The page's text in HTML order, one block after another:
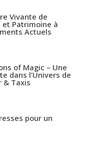
Vivante de
et Patrimoine à
Actuels
of Magic – Une
dans l’Univers de
& Taxis
pour un